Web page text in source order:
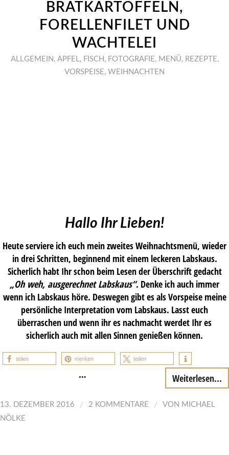
BRATKARTOFFELN,
FORELLENFILET UND
WACHTELEI
ALLGEMEIN , APFEL, FISCH , FOTOGRAFIE, MENÜ, REZEPTE,
VORSPEISE, WEIHNACHTEN
Hallo Ihr Lieben!
Heute serviere ich euch mein zweites Weihnachtsmenü, wieder
in drei Schritten, beginnend mit einem leckeren Labskaus.
Sicherlich habt Ihr schon beim Lesen der Überschrift gedacht
„Oh weh, ausgerechnet Labskaus“. Denke ich auch immer
wenn ich Labskaus höre. Deswegen gibt es als Vorspeise meine
persönliche Interpretation vom Labskaus. Lasst euch
überraschen und wenn ihr es nachmacht werdet Ihr es
sicherlich auch mit allen Sinnen genießen können.
teilen merken teilen
… Weiterlesen...
13. DEZEMBER 2016 / 2 KOMMENTARE / VON MICHAEL
NÖLKE